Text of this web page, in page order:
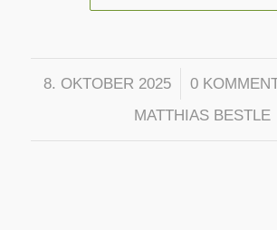
8. OKTOBER 2025
/ 0 /
MATTHIAS BESTLE